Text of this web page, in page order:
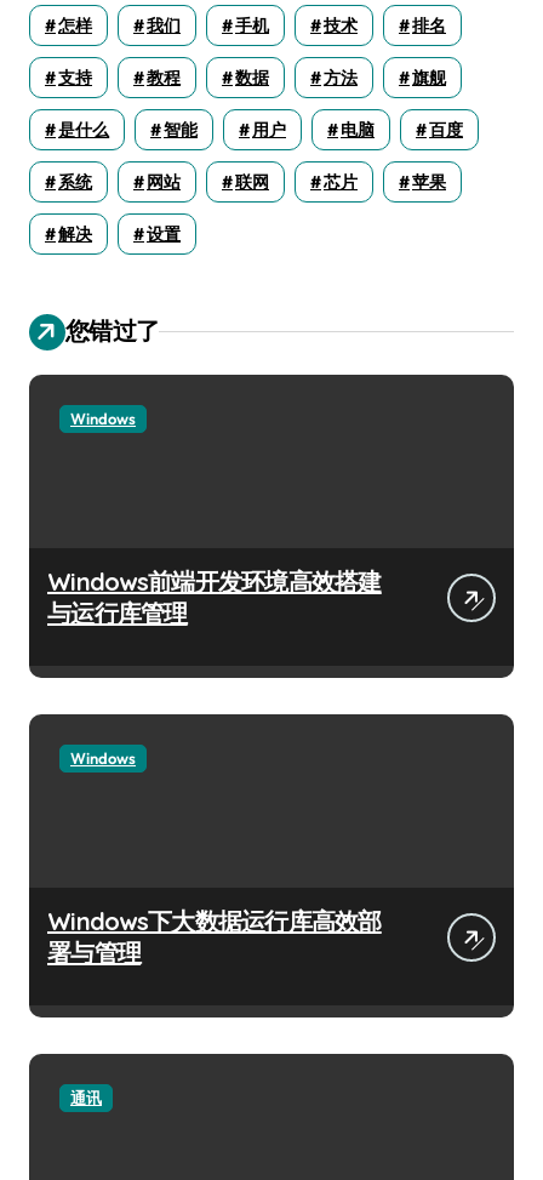
怎样 我们 手机 技术 排名
支持 教程 数据 方法 旗舰
是什么 智能 用户 电脑 百度
系统 网站 联网 芯片 苹果
解决 设置
您错过了
Windows
Windows前端开发环境高效搭建
与运行库管理
Windows
Windows下大数据运行库高效部
署与管理
通讯